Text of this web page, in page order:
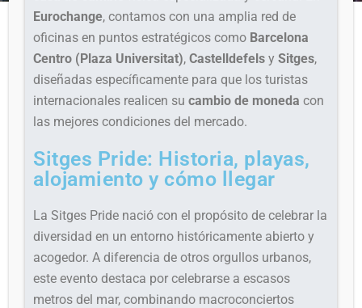
Eurochange, contamos con una amplia red de
oficinas en puntos estratégicos como Barcelona
Centro (Plaza Universitat),Castelldefels ySitges,
diseñadas específicamente para que los turistas
internacionales realicen sucambio de moneda con
las mejores condiciones del mercado.
Sitges Pride: Historia, playas,
alojamiento y cómo llegar
La Sitges Pride nació con el propósito de celebrar la
diversidad en un entorno históricamente abierto y
acogedor. A diferencia de otros orgullos urbanos,
este evento destaca por celebrarse a escasos
metros del mar, combinando macroconciertos